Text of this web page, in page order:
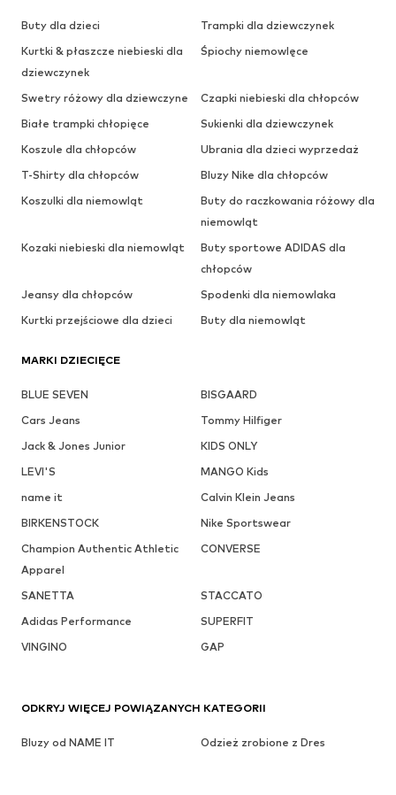
Buty dla dzieci
Trampki dla dziewczynek
Kurtki & płaszcze niebieski dla
dziewczynek
Śpiochy niemowlęce
Swetry różowy dla dziewczyne
Czapki niebieski dla chłopców
Białe trampki chłopięce
Sukienki dla dziewczynek
Koszule dla chłopców
Ubrania dla dzieci wyprzedaż
T-Shirty dla chłopców
Bluzy Nike dla chłopców
Koszulki dla niemowląt
Buty do raczkowania różowy dla
niemowląt
Kozaki niebieski dla niemowląt
Buty sportowe ADIDAS dla
chłopców
Jeansy dla chłopców
Spodenki dla niemowlaka
Kurtki przejściowe dla dzieci
Buty dla niemowląt
MARKI DZIECIĘCE
BLUE SEVEN
BISGAARD
Cars Jeans
Tommy Hilfiger
Jack & Jones Junior
KIDS ONLY
LEVI'S
MANGO Kids
name it
Calvin Klein Jeans
BIRKENSTOCK
Nike Sportswear
Champion Authentic Athletic
Apparel
CONVERSE
SANETTA
STACCATO
Adidas Performance
SUPERFIT
VINGINO
GAP
ODKRYJ WIĘCEJ POWIĄZANYCH KATEGORII
Bluzy od NAME IT Odzież zrobione z Dres